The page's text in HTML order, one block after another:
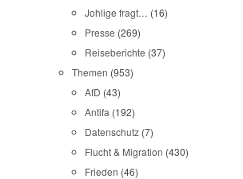
Johlige fragt… (16)
Presse (269)
Reiseberichte (37)
Themen (953)
AfD (43)
Antifa (192)
Datenschutz (7)
Flucht & Migration (430)
Frieden (46)